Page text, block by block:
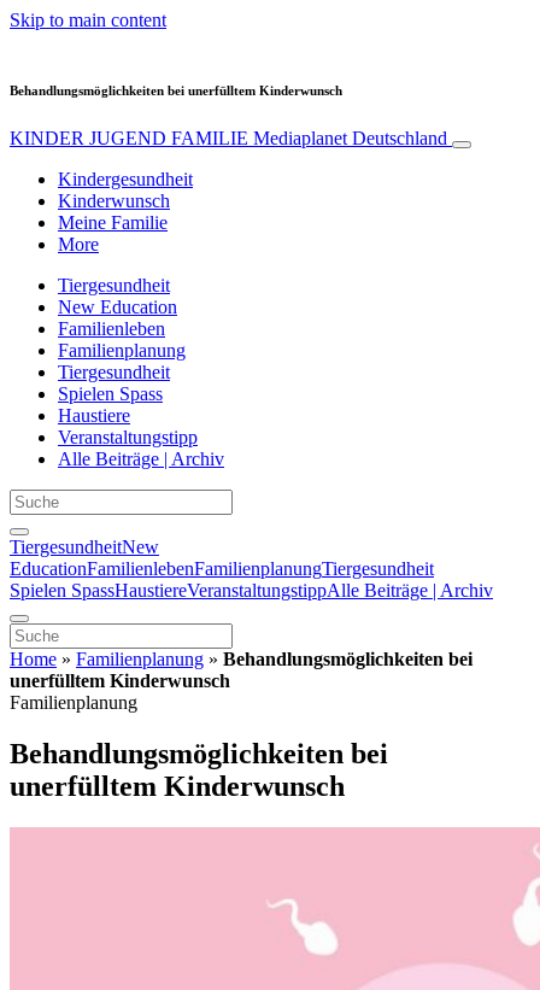
Skip to main content
Behandlungsmöglichkeiten bei unerfülltem Kinderwunsch
KINDER JUGEND FAMILIE Mediaplanet Deutschland
Kindergesundheit
Kinderwunsch
Meine Familie
More
Tiergesundheit
New Education
Familienleben
Familienplanung
Tiergesundheit
Spielen Spass
Haustiere
Veranstaltungstipp
Alle Beiträge | Archiv
TiergesundheitNew
EducationFamilienlebenFamilienplanungTiergesundheit
Spielen SpassHaustiereVeranstaltungstippAlle Beiträge | Archiv
Home » Familienplanung » Behandlungsmöglichkeiten bei
unerfülltem Kinderwunsch
Familienplanung
Behandlungsmöglichkeiten bei
unerfülltem Kinderwunsch